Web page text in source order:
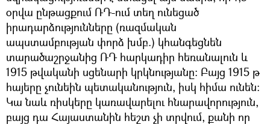
օրվա ընթացքում ՌԴ-ում տեղ ունեցած
իրադարձությունները (ռազմական
ապստամբության փորձ խմբ.) կհանգեցնեն
տարածաշրջանից ՌԴ հարկադիր հեռանալուն և
1915 թվականի սցենարի կրկնությանը։ Բայց 1915 թ
հայերը չունեին պետականություն, իսկ հիմա ունեն։
Կա նաև ռիսկերը կառավարելու հնարավորություն,
բայց դա Հայաստանին հեշտ չի տրվում, քանի որ